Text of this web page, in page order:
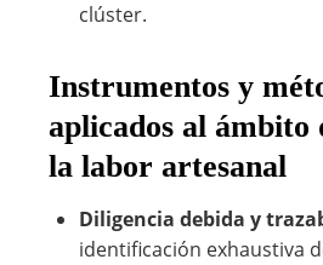
clúster.
Instrumentos y
aplicados al ámbito
la labor artesanal
Diligencia debida y
identificación exhaustiva